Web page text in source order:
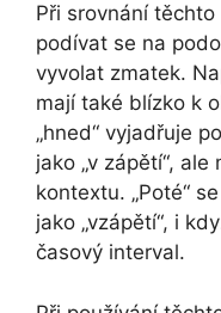
Při srovnání
podívat se na
vyvolat zmatek.
mají také blízko k
„hned“ vyjadřuje
jako „v zápětí“,
kontextu. „Poté“
jako „vzápětí“, i
časový interval.